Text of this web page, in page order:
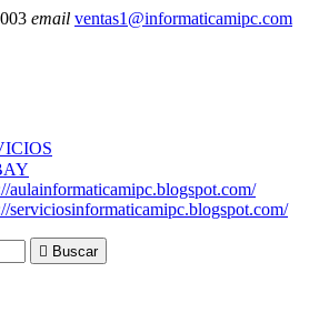
email ventas1@informaticamipc.com
aulainformaticamipc.blogspot.com/
serviciosinformaticamipc.blogspot.com/
 Buscar